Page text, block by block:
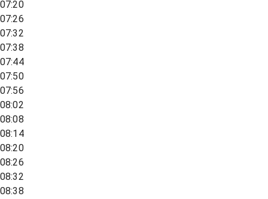
07:20
07:26
07:32
07:38
07:44
07:50
07:56
08:02
08:08
08:14
08:20
08:26
08:32
08:38